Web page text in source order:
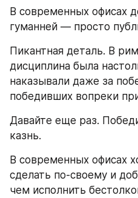
В современных офисах
гуманней — просто
Пикантная деталь. В
дисциплина была
наказывали даже за
победивших вопреки
Давайте еще раз.
казнь.
В современных офисах
сделать по-своему и
чем исполнить